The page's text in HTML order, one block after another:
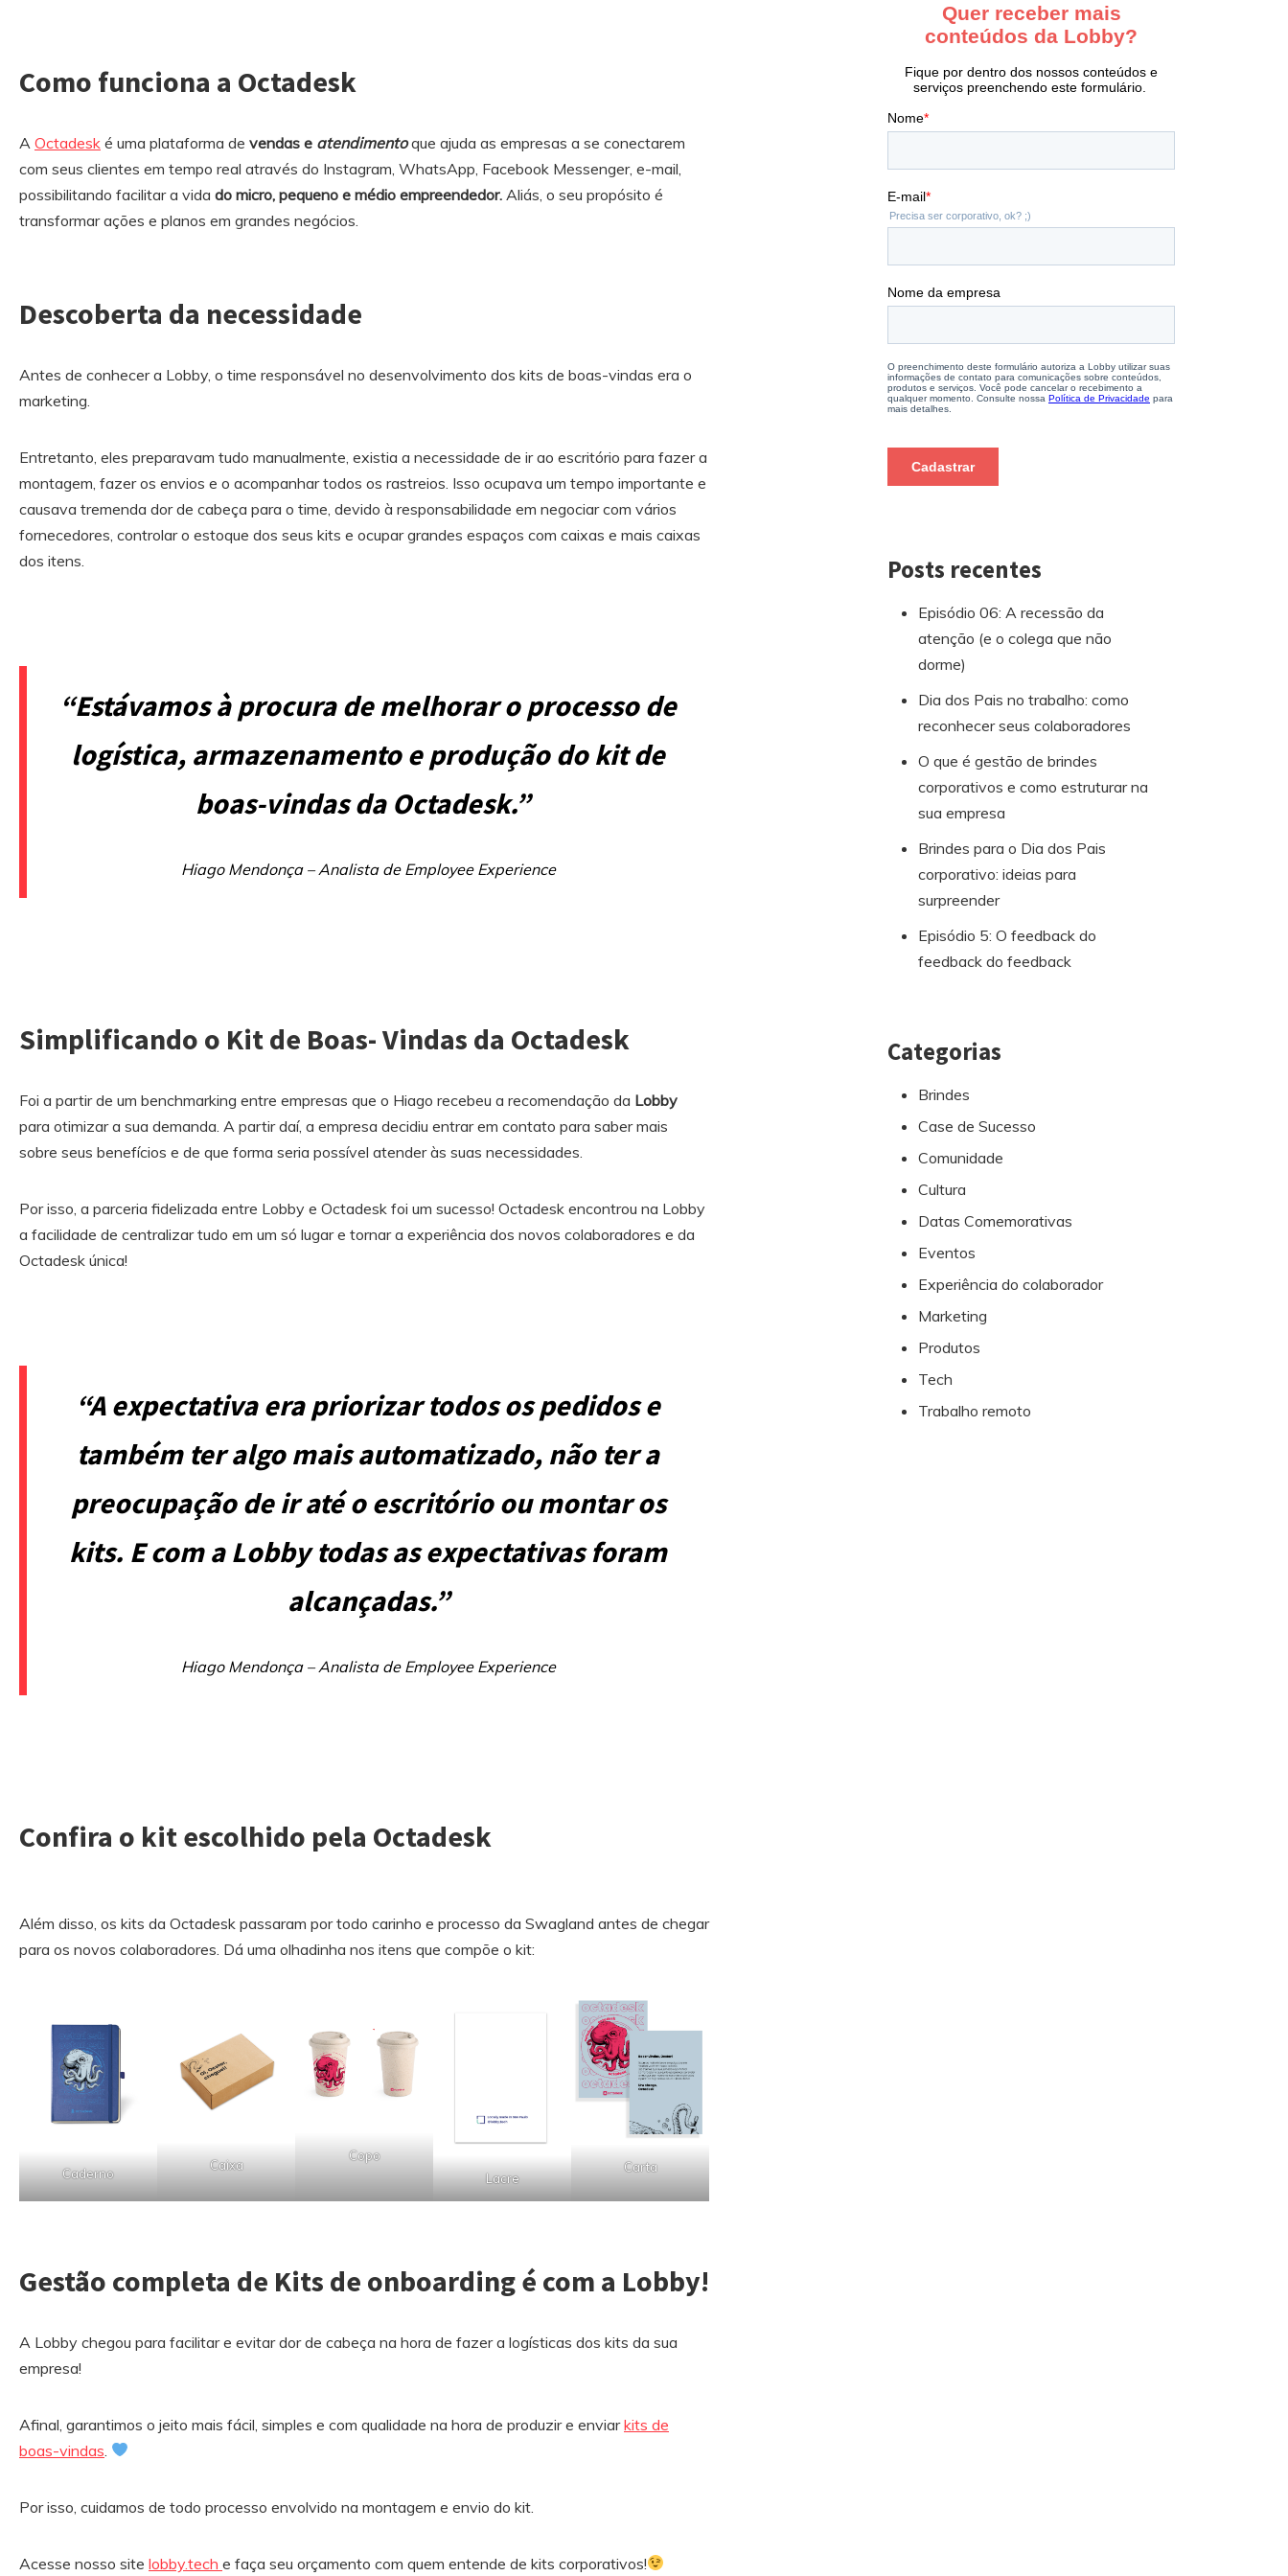
Como funciona a Octadesk
A Octadesk é uma plataforma de vendas e atendimentoque ajuda as empresas a se conectarem
com seus clientes em tempo real através do Instagram, WhatsApp, Facebook Messenger, e-mail,
possibilitando facilitar a vida do micro, pequeno e médio empreendedor. Aliás, o seu propósito é
transformar ações e planos em grandes negócios.
Descoberta da necessidade
Antes de conhecer a Lobby, o time responsável no desenvolvimento dos kits de boas-vindas era o
marketing.
Entretanto, eles preparavam tudo manualmente, existia a necessidade de ir ao escritório para fazer a
montagem, fazer os envios e o acompanhar todos os rastreios. Isso ocupava um tempo importante e
causava tremenda dor de cabeça para o time, devido à responsabilidade em negociar com vários
fornecedores, controlar o estoque dos seus kits e ocupar grandes espaços com caixas e mais caixas
dos itens.
“Estávamos à procura de melhorar o processo de
logística, armazenamento e produção do kit de
boas-vindas da Octadesk.”
Hiago Mendonça – Analista de Employee Experience
Simplificando o Kit de Boas- Vindas da Octadesk
Foi a partir de um benchmarking entre empresas que o Hiago recebeu a recomendação da Lobby
para otimizar a sua demanda. A partir daí, a empresa decidiu entrar em contato para saber mais
sobre seus benefícios e de que forma seria possível atender às suas necessidades.
Por isso, a parceria fidelizada entre Lobby e Octadesk foi um sucesso! Octadesk encontrou na Lobby
a facilidade de centralizar tudo em um só lugar e tornar a experiência dos novos colaboradores e da
Octadesk única!
“A expectativa era priorizar todos os pedidos e
também ter algo mais automatizado, não ter a
preocupação de ir até o escritório ou montar os
kits. E com a Lobby todas as expectativas foram
alcançadas.”
Hiago Mendonça – Analista de Employee Experience
Confira o kit escolhido pela Octadesk
Além disso, os kits da Octadesk passaram por todo carinho e processo da Swagland antes de chegar
para os novos colaboradores. Dá uma olhadinha nos itens que compõe o kit:
Caderno
Caixa
Copo
Lacre
Carta
Gestão completa de Kits de onboarding é com a Lobby!
A Lobby chegou para facilitar e evitar dor de cabeça na hora de fazer a logísticas dos kits da sua
empresa!
Afinal, garantimos o jeito mais fácil, simples e com qualidade na hora de produzir e enviarkits de
boas-vindas
Por isso, cuidamos de todo processo envolvido na montagem e envio do kit.
Acesse nosso site lobby.tech e faça seu orçamento com quem entende de kits corporativos!
Posts recentes
Episódio 06: A recessão da
atenção (e o colega que não
dorme)
Dia dos Pais no trabalho: como
reconhecer seus colaboradores
O que é gestão de brindes
corporativos e como estruturar na
sua empresa
Brindes para o Dia dos Pais
corporativo: ideias para
surpreender
Episódio 5: O feedback do
feedback do feedback
Categorias
Brindes
Case de Sucesso
Comunidade
Cultura
Datas Comemorativas
Eventos
Experiência do colaborador
Marketing
Produtos
Tech
Trabalho remoto